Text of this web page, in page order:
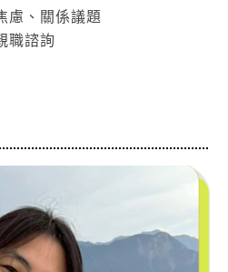
慮、關係議題
職諮詢